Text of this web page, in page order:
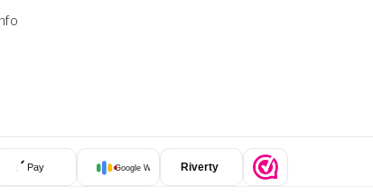
Pay Google Wallet Riverty